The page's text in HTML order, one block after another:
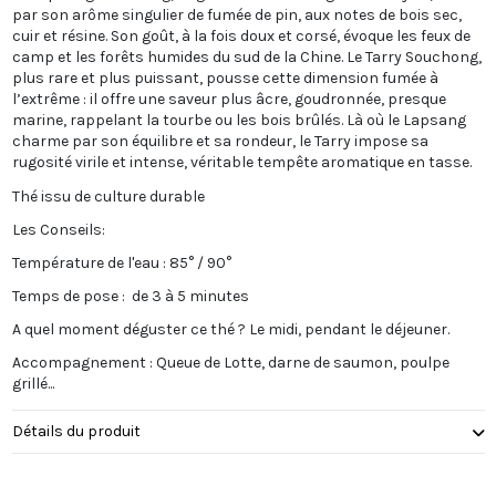
par son arôme singulier de fumée de pin, aux notes de bois sec,
cuir et résine. Son goût, à la fois doux et corsé, évoque les feux de
camp et les forêts humides du sud de la Chine. Le Tarry Souchong,
plus rare et plus puissant, pousse cette dimension fumée à
l’extrême : il offre une saveur plus âcre, goudronnée, presque
marine, rappelant la tourbe ou les bois brûlés. Là où le Lapsang
charme par son équilibre et sa rondeur, le Tarry impose sa
rugosité virile et intense, véritable tempête aromatique en tasse.
Thé issu de culture durable
Les Conseils:
Température de l'eau : 85° / 90°
Temps de pose : de 3 à 5 minutes
A quel moment déguster ce thé ? Le midi, pendant le déjeuner.
Accompagnement : Queue de Lotte, darne de saumon, poulpe
grillé...
Détails du produit